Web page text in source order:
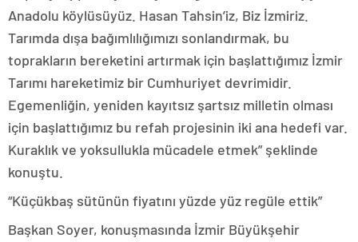
Anadolu köylüsüyüz. Hasan Tahsin’iz, Biz İzmiriz.
Tarımda dışa bağımlılığımızı sonlandırmak, bu
toprakların bereketini artırmak için başlattığımız İzmir
Tarımı hareketimiz bir Cumhuriyet devrimidir.
Egemenliğin, yeniden kayıtsız şartsız milletin olması
için başlattığımız bu refah projesinin iki ana hedefi var.
Kuraklık ve yoksullukla mücadele etmek” şeklinde
konuştu.
“Küçükbaş sütünün fiyatını yüzde yüz regüle ettik”
Başkan Soyer, konuşmasında İzmir Büyükşehir